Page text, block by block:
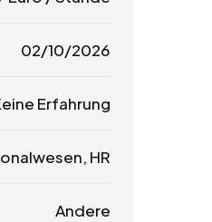
02/10/2026
Erfahrung
HR
Andere